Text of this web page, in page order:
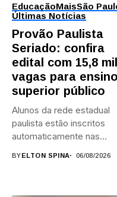
EducaçãoMaisSão
Últimas Notícias
Provão Paulista
Seriado: confira
edital com 15,8 mil
vagas para ensino
superior público
Alunos da rede estadual
paulista estão inscritos
automaticamente nas
BYELTON SPINA 06/08/2026